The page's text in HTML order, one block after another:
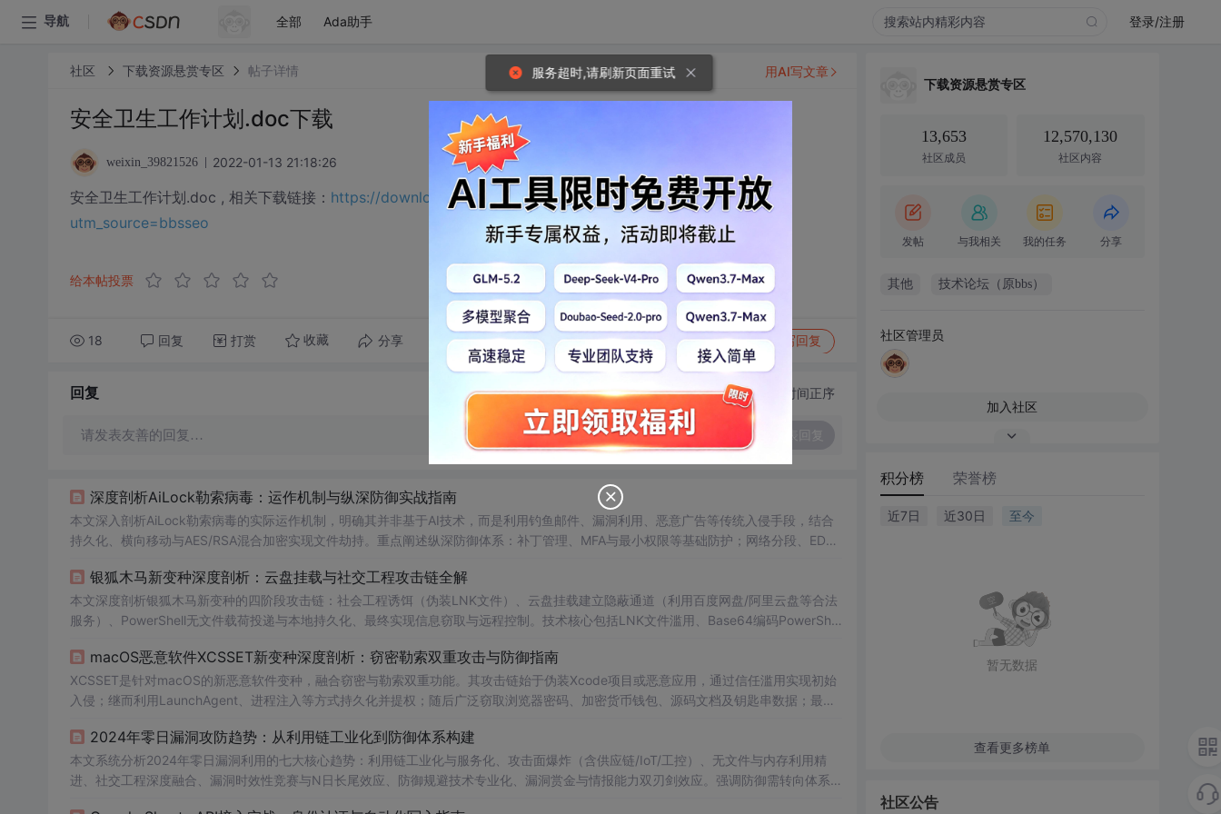
导航 全部 Ada助手 登录/注册
社区 下载资源悬赏专区 帖子详情
安全卫生工作计划.doc下载
weixin_39821526 2022-01-13 21:18:26
安全卫生工作计划.doc , 相关下载链接： https://download.csdn.net/download/m0_65191343/75502185?
utm_source=bbsseo
给本帖投票
18 回复 打赏 收藏 分享 转发到动态 举报 写回复
用AI写文章
回复 切换为时间正序
请发表友善的回复…
深度剖析AiLock勒索病毒：运作机制与纵深防御实战指南
本文深入剖析AiLock勒索病毒的实际运作机制，明确其并非基于AI技术，而是利用钓鱼邮件、漏洞利用、恶意广告等传统入侵手段，结合
持久化、横向移动与AES/RSA混合加密实现文件劫持。重点阐述纵深防御体系：补丁管理、MFA与最小权限等基础防护；网络分段、EDR
银狐木马新变种深度剖析：云盘挂载与社交工程攻击链全解
本文深度剖析银狐木马新变种的四阶段攻击链：社会工程诱饵（伪装LNK文件）、云盘挂载建立隐蔽通道（利用百度网盘/阿里云盘等合法
服务）、PowerShell无文件载荷投递与本地持久化、最终实现信息窃取与远程控制。技术核心包括LNK文件滥用、Base64编码PowerShel
意识强化。
macOS恶意软件XCSSET新变种深度剖析：窃密勒索双重攻击与防御指南
XCSSET是针对macOS的新恶意软件变种，融合窃密与勒索双重功能。其攻击链始于伪装Xcode项目或恶意应用，通过信任滥用实现初始
入侵；继而利用LaunchAgent、进程注入等方式持久化并提权；随后广泛窃取浏览器密码、加密货币钱包、源码文档及钥匙串数据；最终
工具（EDR、FIM、网络监控），应急响应强调断网隔离、安全模式清除与备份恢复。
2024年零日漏洞攻防趋势：从利用链工业化到防御体系构建
本文系统分析2024年零日漏洞利用的七大核心趋势：利用链工业化与服务化、攻击面爆炸（含供应链/IoT/工控）、无文件与内存利用精
进、社交工程深度融合、漏洞时效性竞赛与N日长尾效应、防御规避技术专业化、漏洞赏金与情报能力双刃剑效应。强调防御需转向体系
下载资源悬赏专区
13,653
社区成员
12,570,130
社区内容
发帖 与我相关 我的任务 分享
其他 技术论坛（原bbs）
社区管理员
加入社区
积分榜 荣誉榜
近7日 近30日 至今
暂无数据
查看更多榜单
社区公告
服务超时,请刷新页面重试